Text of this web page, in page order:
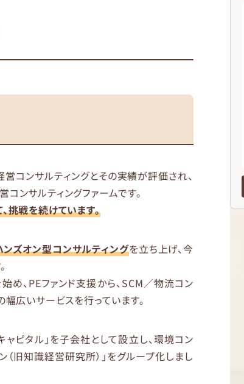
コンサルティングとその実績が評価され、
ンサルティングファームです。
挑戦を続けています。
ンズオン型コンサルティングを立ち上げ、今
め、PEファンド支援から、SCM／物流コン
幅広いサービスを行っています。
ピタル」を子会社として設立し、環境コン
（旧知識経営研究所）」をグループ化しまし